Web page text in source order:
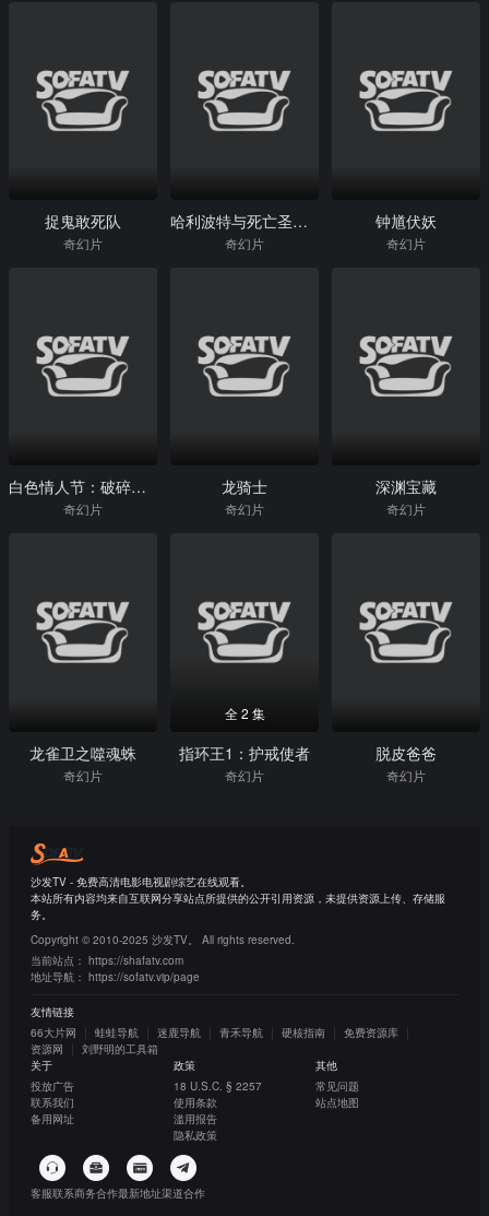
捉鬼敢死队
奇幻片
哈利波特与死亡圣器(下)
奇幻片
钟馗伏妖
奇幻片
白色情人节：破碎的结界
奇幻片
龙骑士
奇幻片
深渊宝藏
奇幻片
龙雀卫之噬魂蛛
奇幻片
全 2 集
指环王1：护戒使者
奇幻片
脱皮爸爸
奇幻片
沙发TV - 免费高清电影电视剧综艺在线观看。
本站所有内容均来自互联网分享站点所提供的公开引用资源，未提供资源上传、存储服
务。
Copyright © 2010-2025 沙发TV。 All rights reserved.
当前站点： https://shafatv.com
地址导航： https://sofatv.vip/page
友情链接
66大片网
蛙蛙导航 迷鹿导航 青禾导航 硬核指南
免费资源库
资源网
刘野明的工具箱
关于
投放广告
联系我们
备用网址
政策
18 U.S.C. § 2257
使用条款
滥用报告
隐私政策
其他
常见问题
站点地图
客服联系商务合作最新地址渠道合作